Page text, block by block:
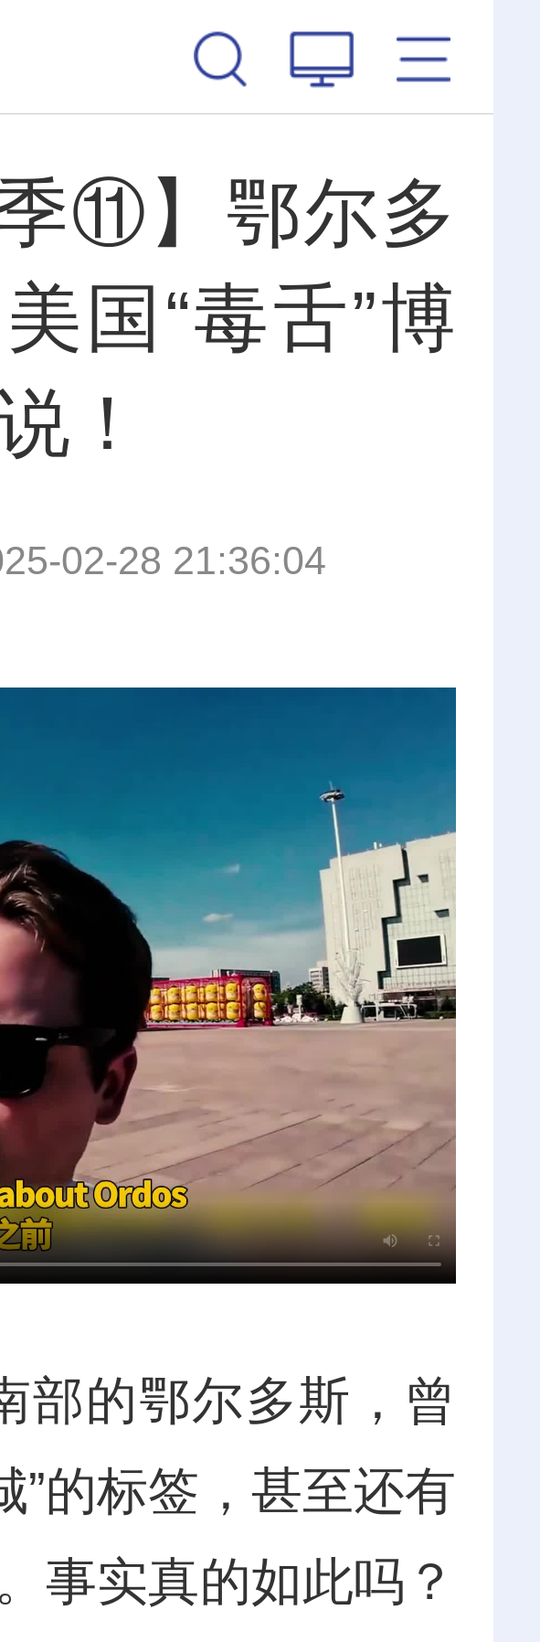
季⑪】鄂尔多
国“毒舌”博
！
02-28 21:36:04
的鄂尔多斯，曾
”的标签，甚至还有
事实真的如此吗？